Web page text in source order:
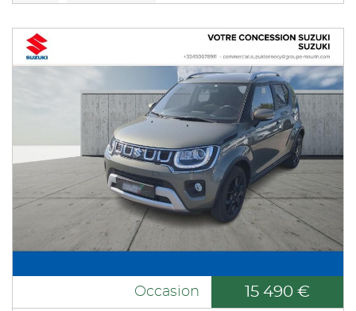
Occasion 15 490 €